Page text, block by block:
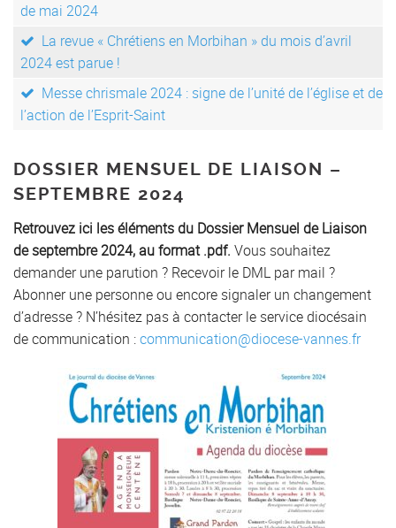
de mai 2024
La revue « Chrétiens en Morbihan » du mois d’avril
2024 est parue !
Messe chrismale 2024 : signe de l’unité de l’église et de
l’action de l’Esprit-Saint
DOSSIER MENSUEL DE LIAISON –
SEPTEMBRE 2024
Retrouvez ici les éléments du Dossier Mensuel de Liaison
de septembre 2024, au format .pdf. Vous souhaitez
demander une parution ? Recevoir le DML par mail ?
Abonner une personne ou encore signaler un changement
d’adresse ? N’hésitez pas à contacter le service diocésain
de communication :communication@diocese-vannes.fr